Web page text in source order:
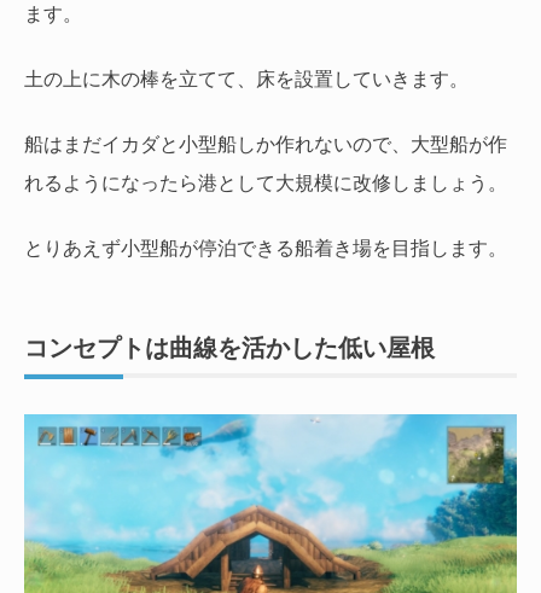
ます。
土の上に木の棒を立てて、床を設置していきます。
船はまだイカダと小型船しか作れないので、大型船が作
れるようになったら港として大規模に改修しましょう。
とりあえず小型船が停泊できる船着き場を目指します。
コンセプトは曲線を活かした低い屋根